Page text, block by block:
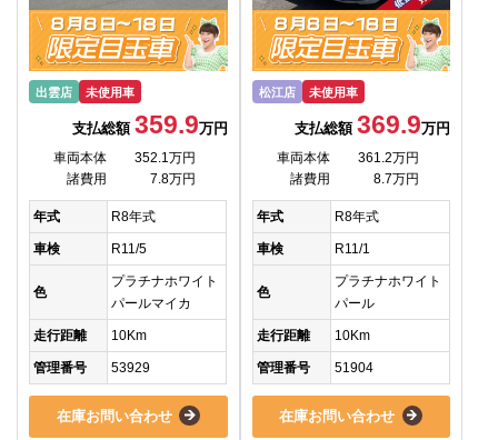
出雲店 未使用車
支払総額 359.9万円
車両本体
352.1万円
諸費用
7.8万円
年式 R8年式
車検 R11/5
色
プラチナホワイト
パールマイカ
走行距離 10Km
管理番号 53929
在庫お問い合わせ
松江店 未使用車
支払総額369.9万円
車両本体
361.2万円
諸費用
8.7万円
年式 R8年式
車検 R11/1
色
プラチナホワイト
パール
走行距離 10Km
管理番号 51904
在庫お問い合わせ